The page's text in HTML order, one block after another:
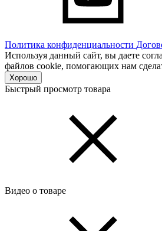
Политика конфиденциальности
Используя данный сайт, вы даете
файлов cookie, помогающих нам
Хорошо
Быстрый просмотр товара
Видео о товаре